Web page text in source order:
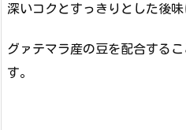
深いコクとすっきりとした後味
グァテマラ産の豆を配合する
す。